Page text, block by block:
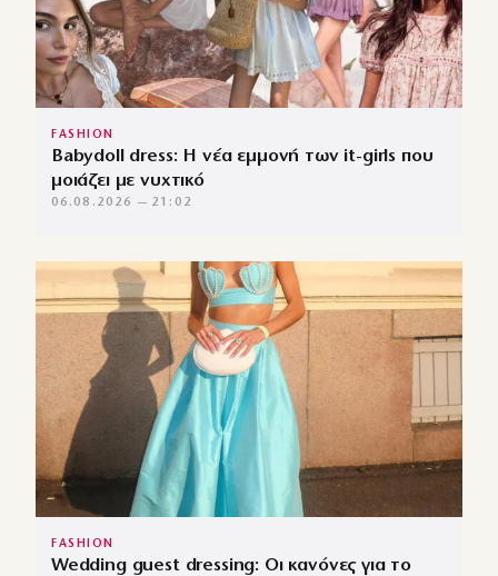
FASHION
Babydoll dress: Η νέα εμμονή των it-girls που
μοιάζει με νυχτικό
06.08.2026 — 21:02
FASHION
Wedding guest dressing: Οι κανόνες για το